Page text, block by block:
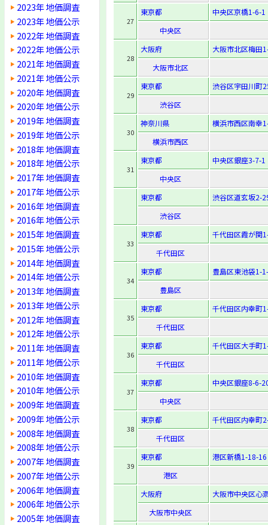
2023年 地価調査
2023年 地価公示
2022年 地価調査
2022年 地価公示
2021年 地価調査
2021年 地価公示
2020年 地価調査
2020年 地価公示
2019年 地価調査
2019年 地価公示
2018年 地価調査
2018年 地価公示
2017年 地価調査
2017年 地価公示
2016年 地価調査
2016年 地価公示
2015年 地価調査
2015年 地価公示
2014年 地価調査
2014年 地価公示
2013年 地価調査
2013年 地価公示
2012年 地価調査
2012年 地価公示
2011年 地価調査
2011年 地価公示
2010年 地価調査
2010年 地価公示
2009年 地価調査
2009年 地価公示
2008年 地価調査
2008年 地価公示
2007年 地価調査
2007年 地価公示
2006年 地価調査
2006年 地価公示
2005年 地価調査
27
東京都
中央区京橋1-6-1
中央区
28
大阪府
大阪市北区梅田
大阪市北区
29
東京都
渋谷区宇田川町
渋谷区
30
神奈川県
横浜市西区南幸
横浜市西区
31
東京都
中央区銀座3-7-1
中央区
東京都
渋谷区道玄坂2-
渋谷区
33
東京都
千代田区霞が関
千代田区
34
東京都
豊島区東池袋1-
豊島区
35
東京都
千代田区内幸町
千代田区
36
東京都
千代田区大手町
千代田区
37
東京都
中央区銀座8-6-
中央区
38
東京都
千代田区内幸町
千代田区
39
東京都
港区新橋1-18-16
港区
大阪府
大阪市中央区心
大阪市中央区